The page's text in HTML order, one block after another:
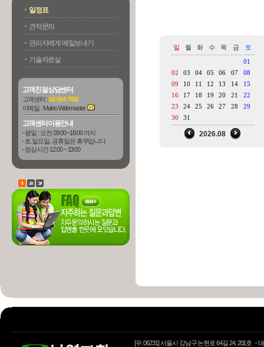
일정표
견적문의
관리자에게 메일보내기
기술자료실
고객친절상담센터
고객센터 :02-564-7642
이메일 : Mail to Webmaster
고객센터이용안내
- 평일 : 오전 09:00 ~18:00 까지
- 토.일요일, 공휴일은 휴무입니다
- 점심시간 12:00 ~ 13:00
일 월 화 수 목 금 토
01
02
03 04 05 06 07
08
09
10 11 12 13 14
15
16
17 18 19 20 21
22
23
24 25 26 27 28
29
30
31
2026.08
[우: 06231] 서울시 강남구 논현로 64길 24, 201호·